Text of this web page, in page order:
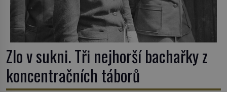
Zlo v sukni. Tři nejhorší bachařky z
koncentračních táborů